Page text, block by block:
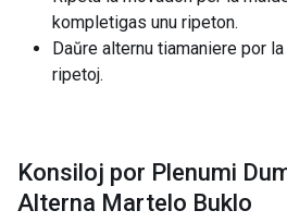
kompletigas unu ripeton.
Daŭre alternu tiamaniere por
ripetoj.
Konsiloj por Plenumi
Alterna Martelo Buklo